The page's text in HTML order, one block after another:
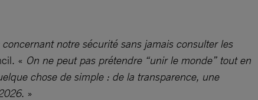
notre sécurité sans jamais consulter les
« On ne peut pas prétendre “unir le monde” tout en
chose de simple : de la transparence, une
. »